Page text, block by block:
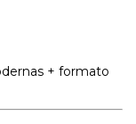
+ formato